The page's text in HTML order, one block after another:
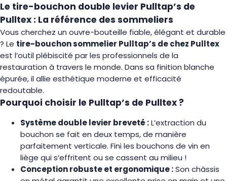
Le tire-bouchon double levier Pulltap’s de
Pulltex : La référence des sommeliers
Vous cherchez un ouvre-bouteille fiable, élégant et durable
? Le tire-bouchon sommelier Pulltap’s de chez Pulltex
est l’outil plébiscité par les professionnels de la
restauration à travers le monde. Dans sa finition blanche
épurée, il allie esthétique moderne et efficacité
redoutable.
Pourquoi choisir le Pulltap’s de Pulltex ?
Système double levier breveté :L’extraction du
bouchon se fait en deux temps, de manière
parfaitement verticale. Fini les bouchons de vin en
liège qui s’effritent ou se cassent au milieu !
Conception robuste et ergonomique :Son châssis